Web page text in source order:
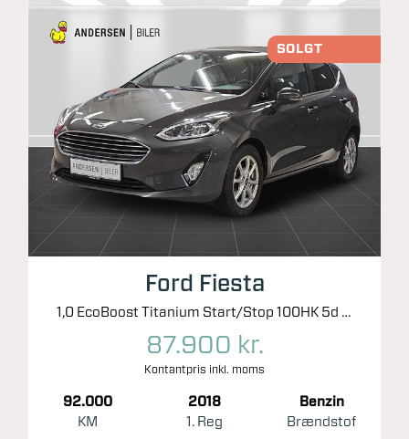
SOLGT
Ford Fiesta
1,0 EcoBoost Titanium Start/Stop 100HK 5d 6g
87.900 kr.
Kontantpris inkl. moms
92.000
KM
2018
1. Reg
Benzin
Brændstof